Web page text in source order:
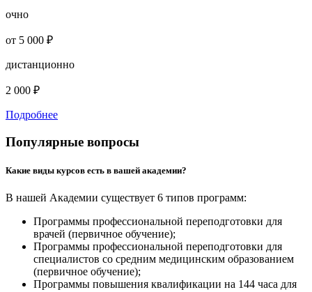
очно
от 5 000 ₽
дистанционно
2 000 ₽
Подробнее
Популярные вопросы
Какие виды курсов есть в вашей академии?
В нашей Академии существует 6 типов программ:
Программы профессиональной переподготовки для
врачей (первичное обучение);
Программы профессиональной переподготовки для
специалистов со средним медицинским образованием
(первичное обучение);
Программы повышения квалификации на 144 часа для